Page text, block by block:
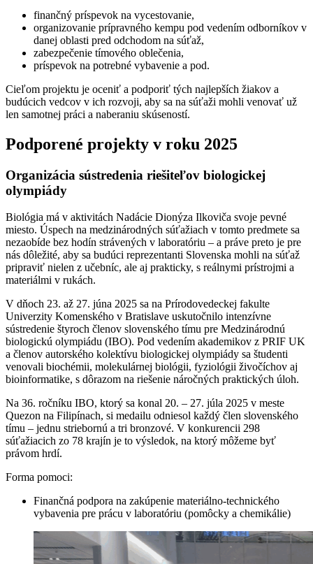
finančný príspevok na vycestovanie,
organizovanie prípravného kempu pod vedením odborníkov v
danej oblasti pred odchodom na súťaž,
zabezpečenie tímového oblečenia,
príspevok na potrebné vybavenie a pod.
Cieľom projektu je oceniť a podporiť tých najlepších žiakov a
budúcich vedcov v ich rozvoji, aby sa na súťaži mohli venovať už
len samotnej práci a naberaniu skúseností.
Podporené projekty v roku 2025
Organizácia sústredenia riešiteľov biologickej
olympiády
Biológia má v aktivitách Nadácie Dionýza Ilkoviča svoje pevné
miesto. Úspech na medzinárodných súťažiach v tomto predmete sa
nezaobíde bez hodín strávených v laboratóriu – a práve preto je pre
nás dôležité, aby sa budúci reprezentanti Slovenska mohli na súťaž
pripraviť nielen z učebníc, ale aj prakticky, s reálnymi prístrojmi a
materiálmi v rukách.
V dňoch 23. až 27. júna 2025 sa na Prírodovedeckej fakulte
Univerzity Komenského v Bratislave uskutočnilo intenzívne
sústredenie štyroch členov slovenského tímu pre Medzinárodnú
biologickú olympiádu (IBO). Pod vedením akademikov z PRIF UK
a členov autorského kolektívu biologickej olympiády sa študenti
venovali biochémii, molekulárnej biológii, fyziológii živočíchov aj
bioinformatike, s dôrazom na riešenie náročných praktických úloh.
Na 36. ročníku IBO, ktorý sa konal 20. – 27. júla 2025 v meste
Quezon na Filipínach, si medailu odniesol každý člen slovenského
tímu – jednu striebornú a tri bronzové. V konkurencii 298
súťažiacich zo 78 krajín je to výsledok, na ktorý môžeme byť
právom hrdí.
Forma pomoci:
Finančná podpora na zakúpenie materiálno-technického
vybavenia pre prácu v laboratóriu (pomôcky a chemikálie)